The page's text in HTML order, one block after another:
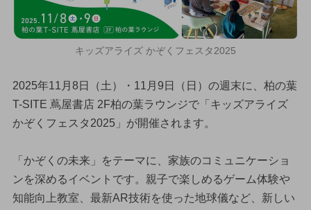
キッズアライズ かぞくフェスタ2025
2025年11月8日（土）・11月9日（日）の週末に、柏の葉
T-SITE 蔦屋書店 2F柏の葉ラウンジで「キッズアライズ
かぞくフェスタ2025」が開催されます。
「かぞくの未来」をテーマに、家族のコミュニケーショ
ンを深めるイベントです。親子で楽しめるゲーム体験や
知能向上教室、最新AR技術を使った地球儀など、新しい